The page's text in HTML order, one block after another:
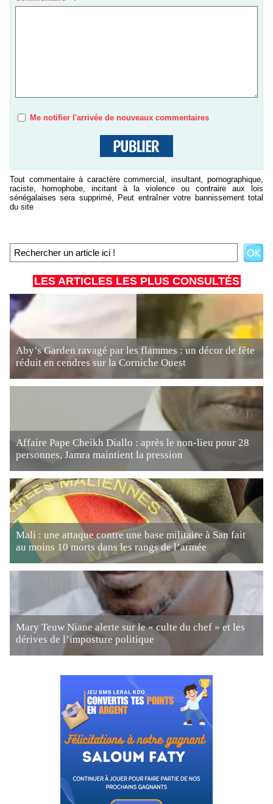
Me notifier l'arrivée de nouveaux commentaires
Tout commentaire à caractère commercial, insultant, pornographique,
raciste, homophobe, incitant à la violence ou contraire aux lois
sénégalaises sera supprimé, Peut entraîner votre bannissement total
du site
LES ARTICLES LES PLUS CONSULTÉS
Aby’s Garden ravagé par les flammes : un décor de fête
réduit en cendres sur la Corniche Ouest
Affaire Pape Cheikh Diallo : après le non-lieu pour 28
personnes, Jamra maintient la pression
Mali : une attaque contre une base militaire à San fait
au moins 10 morts dans les rangs de l’armée
Mary Teuw Niane alerte sur le « culte du chef » et les
dérives de l’imposture politique